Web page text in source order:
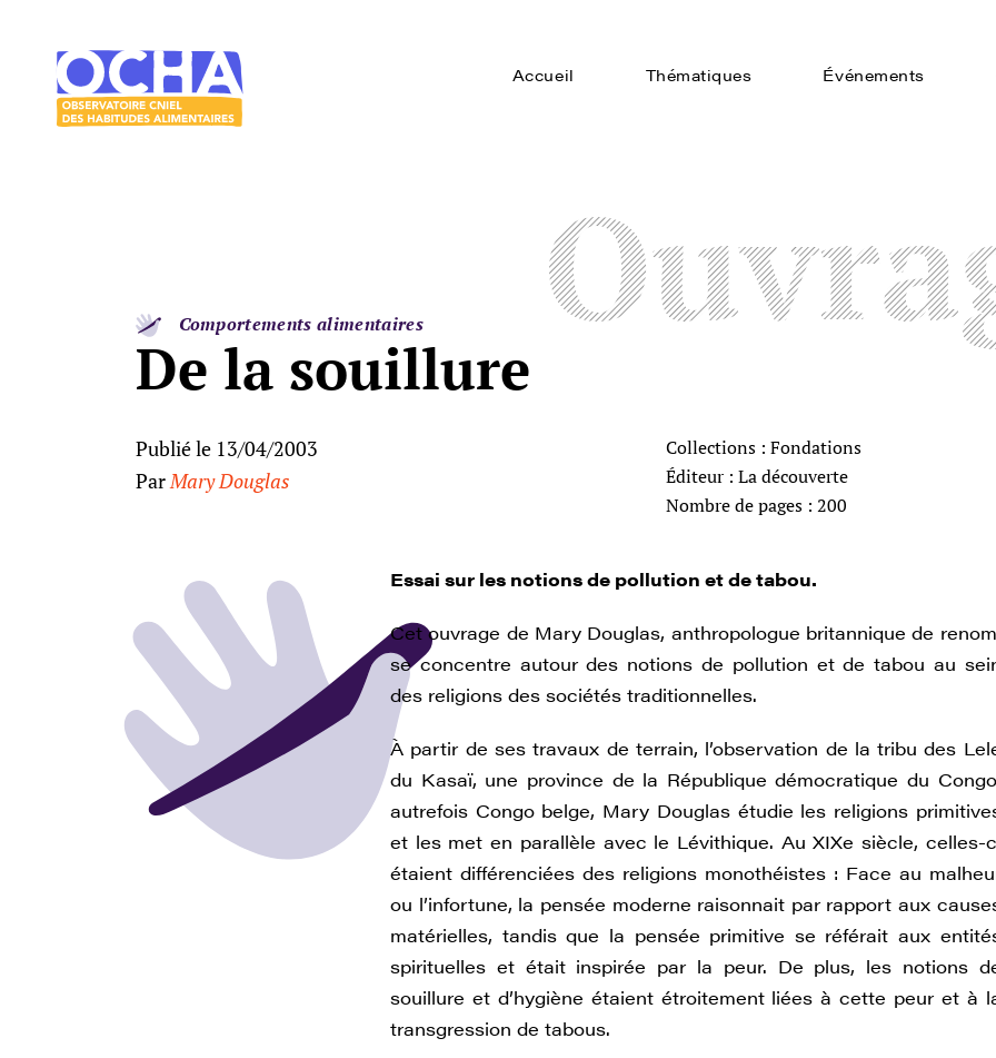
Accueil Thématiques Événements
Comportements alimentaires
De la souillure
Publié le 13/04/2003
Par Mary Douglas
Collections : Fondations
Éditeur : La découverte
Nombre de pages : 200
Essai sur les notions de pollution et de tabou.
Cet ouvrage de Mary Douglas, anthropologue britannique de
se concentre autour des notions de pollution et de tabou au
des religions des sociétés traditionnelles.
À partir de ses travaux de terrain, l’observation de la tribu des
du Kasaï, une province de la République démocratique du
autrefois Congo belge, Mary Douglas étudie les religions
et les met en parallèle avec le Lévithique. Au XIXe siècle, celles-
étaient différenciées des religions monothéistes : Face au
ou l’infortune, la pensée moderne raisonnait par rapport aux
matérielles, tandis que la pensée primitive se référait aux
spirituelles et était inspirée par la peur. De plus, les notions
souillure et d’hygiène étaient étroitement liées à cette peur et à
transgression de tabous.